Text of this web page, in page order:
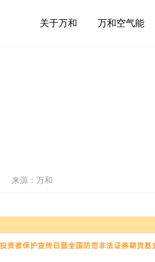
关于万和 万和空气能
来源：万和